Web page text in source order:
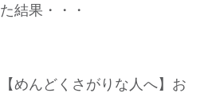
た結果・・・
【めんどくさがりな人へ】お